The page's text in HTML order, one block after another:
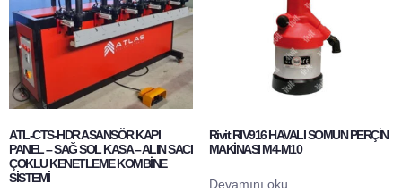
ATL-CTS-HDR ASANSÖR KAPI
PANEL – SAĞ SOL KASA – ALIN SACI
ÇOKLU KENETLEME KOMBİNE
SİSTEMİ
Rivit RIV916 HAVALI SOMUN PERÇİN
MAKİNASI M4-M10
Devamını oku